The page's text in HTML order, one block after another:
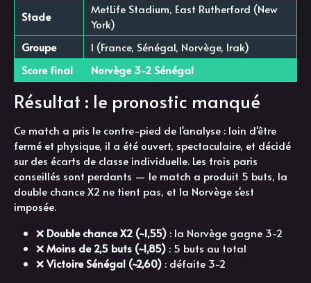
Stade
MetLife Stadium, East Rutherford (New
York)
Groupe
I (France, Sénégal, Norvège, Irak)
Score final
Norvège 3-2 Sénégal
Résultat : le pronostic manqué
Ce match a pris le contre-pied de l'analyse : loin d'être
fermé et physique, il a été ouvert, spectaculaire, et décidé
sur des écarts de classe individuelle. Les trois paris
conseillés sont perdants — le match a produit 5 buts, la
double chance X2 ne tient pas, et la Norvège s'est
imposée.
❌ Double chance X2 (~1,55) : la Norvège gagne 3-2
❌Moins de 2,5 buts (~1,85) : 5 buts au total
❌Victoire Sénégal (~2,60) : défaite 3-2